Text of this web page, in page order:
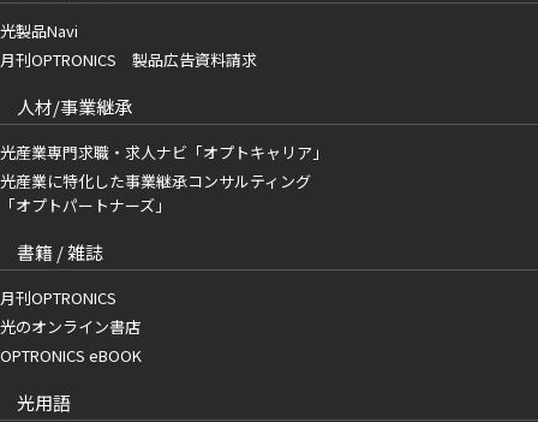
光製品Navi
月刊OPTRONICS 製品広告資料請求
人材/事業継承
光産業専門求職・求人ナビ「オプトキャリア」
光産業に特化した事業継承コンサルティング
「オプトパートナーズ」
書籍 / 雑誌
月刊OPTRONICS
光のオンライン書店
OPTRONICS eBOOK
光用語